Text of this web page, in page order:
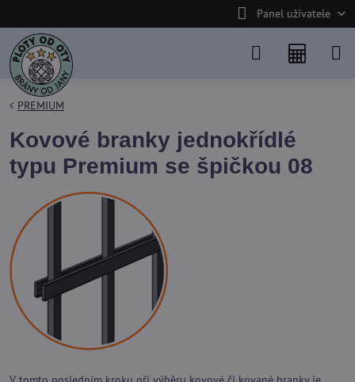
Panel uživatele
PREMIUM
Kovové branky jednokřídlé
typu Premium se špičkou 08